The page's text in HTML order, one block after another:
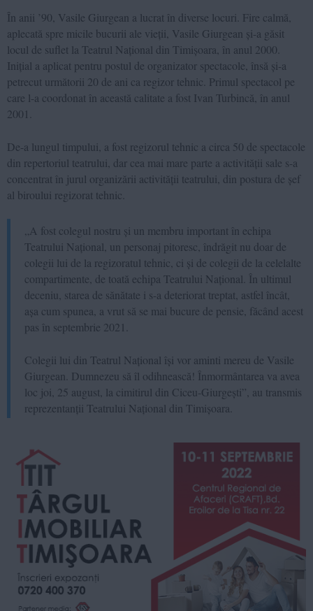
În anii ’90, Vasile Giurgean a lucrat în diverse locuri. Fire calmă,
aplecată spre micile bucurii ale vieții, Vasile Giurgean și-a găsit
locul de suflet la Teatrul Național din Timișoara, în anul 2000.
Inițial a aplicat pentru postul de organizator spectacole, însă și-a
petrecut următorii 20 de ani ca regizor tehnic. Primul spectacol pe
care l-a coordonat în această calitate a fost Ivan Turbincă, în anul
2001.
De-a lungul timpului, a fost regizorul tehnic a circa 50 de spectacole
din repertoriul teatrului, dar cea mai mare parte a activității sale s-a
concentrat în jurul organizării activității teatrului, din postura de șef
al biroului regizorat tehnic.
„A fost colegul nostru și un membru important în echipa
Teatrului Național, un personaj pitoresc, îndrăgit nu doar de
colegii lui de la regizoratul tehnic, ci și de colegii de la celelalte
compartimente, de toată echipa Teatrului Național. În ultimul
deceniu, starea de sănătate i s-a deteriorat treptat, astfel încât,
așa cum spunea, a vrut să se mai bucure de pensie, făcând acest
pas în septembrie 2021.
Colegii lui din Teatrul Național își vor aminti mereu de Vasile
Giurgean. Dumnezeu să îl odihnească! Înmormântarea va avea
loc joi, 25 august, la cimitirul din Ciceu-Giurgești”, au transmis
reprezentanții Teatrului Național din Timișoara.